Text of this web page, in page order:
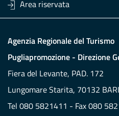
Area riservata
Agenzia Regionale del Turismo
Pugliapromozione - Direzione
Fiera del Levante, PAD. 172
Lungomare Starita, 70132 BARI
Tel 080 5821411 - Fax 080